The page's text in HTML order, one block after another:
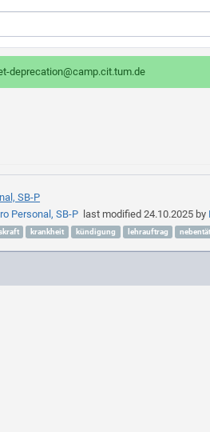
deprecation@camp.cit.tum.de
SB-P
Personal, SB-P last modified24.10.2025 by
krankheit kündigung lehrauftrag